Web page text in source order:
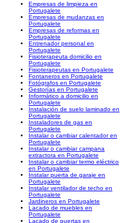
Empresas de limpieza en
Portugalete
Empresas de mudanzas en
Portugalete
Empresas de reformas en
Portugalete
Entrenador personal en
Portugalete
Fisioterapeuta domicilio en
Portugalete
Fisioterapeutas en Portugalete
Fontaneros en Portugalete
Fotógrafos en Portugalete
Gestorías en Portugalete
Informático a domicilio en
Portugalete
Instalación de suelo laminado en
Portugalete
Instaladores de gas en
Portugalete
Instalar o cambiar calentador en
Portugalete
Instalar o cambiar campana
extractora en Portugalete
Instalar o cambiar termo eléctrico
en Portugalete
Instalar puerta de garaje en
Portugalete
Instalar ventilador de techo en
Portugalete
Jardineros en Portugalete
Lacado de muebles en
Portugalete
Lacado de puertas en